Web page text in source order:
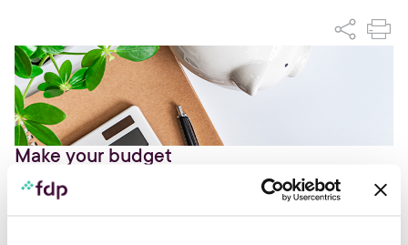
Make your budget
Since people are, by nature, spenders, they